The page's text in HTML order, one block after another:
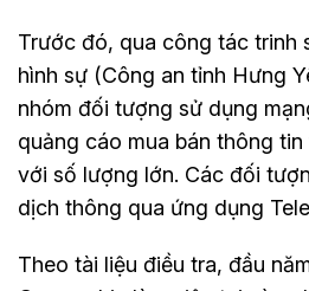
Trước đó, qua công tác trinh
hình sự (Công an tỉnh Hưng
nhóm đối tượng sử dụng
quảng cáo mua bán thông
với số lượng lớn. Các đối
dịch thông qua ứng dụng
Theo tài liệu điều tra, đầu